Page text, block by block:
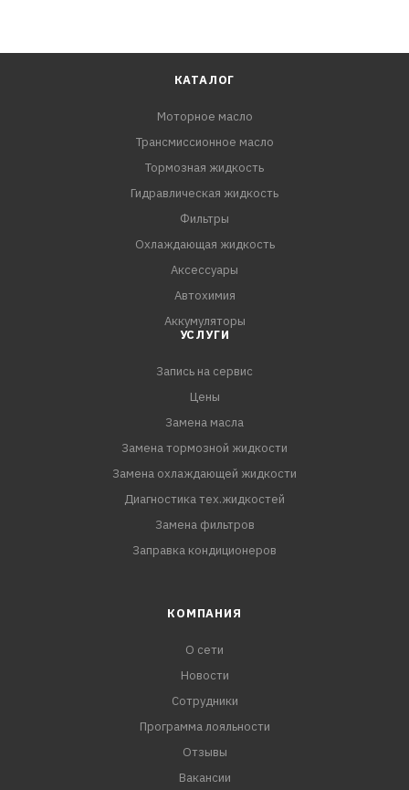
КАТАЛОГ
Моторное масло
Трансмиссионное масло
Тормозная жидкость
Гидравлическая жидкость
Фильтры
Охлаждающая жидкость
Аксессуары
Автохимия
Аккумуляторы
УСЛУГИ
Запись на сервис
Цены
Замена масла
Замена тормозной жидкости
Замена охлаждающей жидкости
Диагностика тех.жидкостей
Замена фильтров
Заправка кондиционеров
КОМПАНИЯ
О сети
Новости
Сотрудники
Программа лояльности
Отзывы
Вакансии